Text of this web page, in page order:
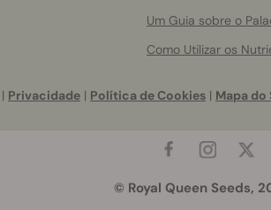
Um Guia sobre o
Como Utilizar os
| Privacidade | Política de Cookies | Mapa do
© Royal Queen Seeds,